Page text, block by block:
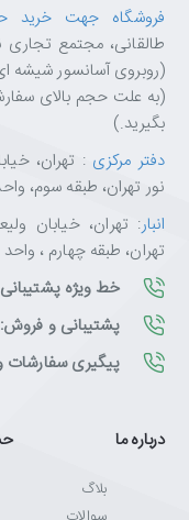
فروشگاه جهت خرید
(روبروی آسانسور شیشه
بگیرید.)
دفتر مرکزی : تهران،
نور تهران، طبقه سوم، واحد
انبار: تهران، خیابان
تهران، طبقه چهارم ، واحد 12037
خط ویژه پشتیبانی و
پشتیبانی و فروش: 7-88228284-
پیگیری سفارشات و
درباره ما
بلاگ